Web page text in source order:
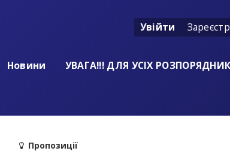
Увійти
Новини
УВАГА!!! ДЛЯ УСІХ
Пропозиції